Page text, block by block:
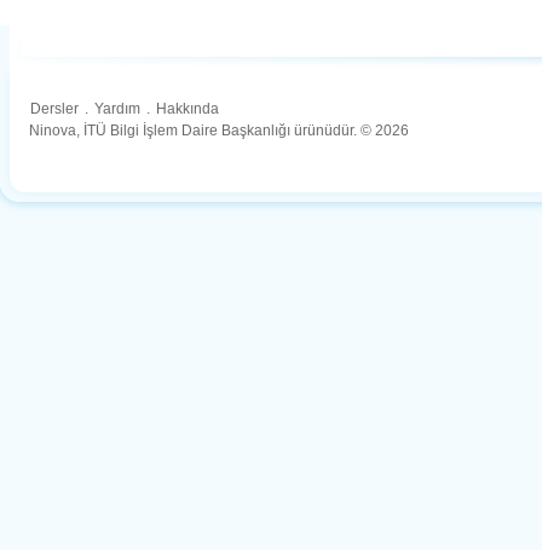
Dersler . Yardım . Hakkında
Ninova, İTÜ Bilgi İşlem Daire Başkanlığı ürünüdür. © 2026